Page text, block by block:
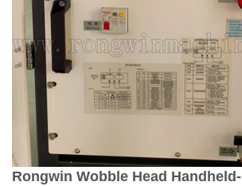
Rongwin Wobble Head Handheld-